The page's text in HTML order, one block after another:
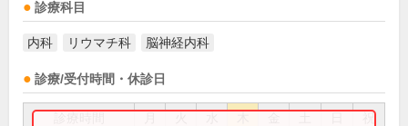
診療科目
内科 リウマチ科 脳神経内科
診療/受付時間・休診日
祝